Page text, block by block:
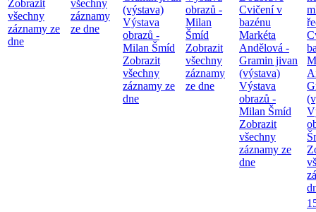
Zobrazit
všechny
záznamy ze
dne
všechny
záznamy
ze dne
(výstava)
Výstava
obrazů -
Milan Šmíd
Zobrazit
všechny
záznamy ze
dne
obrazů -
Milan
Šmíd
Zobrazit
všechny
záznamy
ze dne
Cvičení v
bazénu
Markéta
Andělová -
Gramin jivan
(výstava)
Výstava
obrazů -
Milan Šmíd
Zobrazit
všechny
záznamy ze
dne